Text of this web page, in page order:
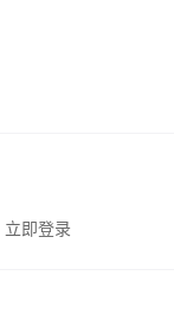
立即登录